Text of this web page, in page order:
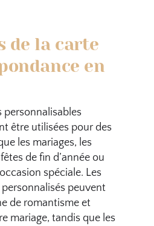
de la carte
en
personnalisables
être utilisées pour des
les mariages, les
de fin d’année ou
spéciale. Les
peuvent
de romantisme et
mariage, tandis que les